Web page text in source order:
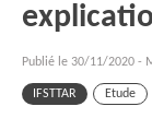
Publié le 30/11/2020 -
IFSTTAR Etude